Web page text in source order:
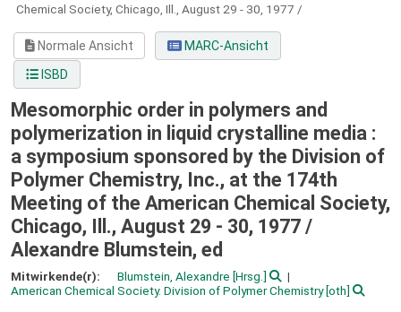
Chemical Society, Chicago, Ill., August 29 - 30, 1977 /
Normale Ansicht
MARC-Ansicht
ISBD
Mesomorphic order in polymers and
polymerization in liquid crystalline media :
a symposium sponsored by the Division of
Polymer Chemistry, Inc., at the 174th
Meeting of the American Chemical Society,
Chicago, Ill., August 29 - 30, 1977 /
Alexandre Blumstein, ed
Mitwirkende(r): Blumstein, Alexandre [Hrsg.]
American Chemical Society. Division of Polymer Chemistry[oth]